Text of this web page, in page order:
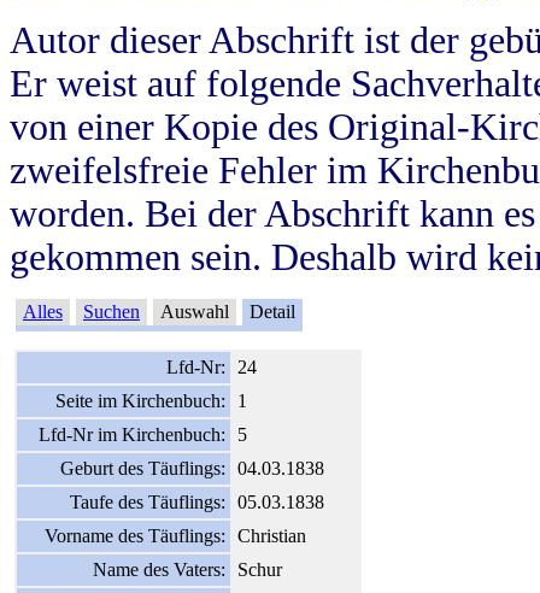
Autor dieser Abschrift ist der
Er weist auf folgende
von einer Kopie des Original-
zweifelsfreie Fehler im
worden. Bei der Abschrift kann
gekommen sein. Deshalb wird
Alles Suchen Auswahl Detail
Lfd-Nr:
24
Seite im Kirchenbuch:
1
Lfd-Nr im Kirchenbuch:
5
Geburt des Täuflings:
04.03.1838
Taufe des Täuflings:
05.03.1838
Vorname des Täuflings:
Christian
Name des Vaters:
Schur